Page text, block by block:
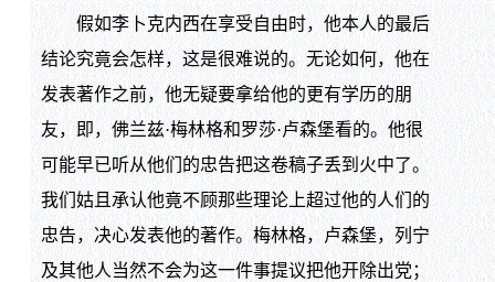
假如李卜克内西在享受自由时，他本人的最后
结论究竟会怎样，这是很难说的。无论如何，他在
发表著作之前，他无疑要拿给他的更有学历的朋
友，即，佛兰兹·梅林格和罗莎·卢森堡看的。他很
可能早已听从他们的忠告把这卷稿子丢到火中了。
我们姑且承认他竟不顾那些理论上超过他的人们的
忠告，决心发表他的著作。梅林格，卢森堡，列宁
及其他人当然不会为这一件事提议把他开除出党；